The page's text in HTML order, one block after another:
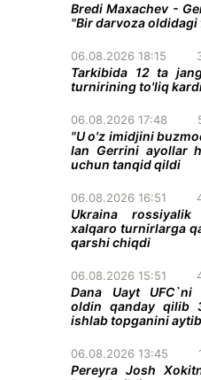
Bredi Maxachev -
"Bir darvoza
06.08.2026 18:15
Tarkibida 12 ta
turnirining to'liq
06.08.2026 17:48
"U o'z imidjini
Ian Gerrini ayollar
uchun tanqid qildi
06.08.2026 16:51
Ukraina rossiyalik
xalqaro turnirlarga
qarshi chiqdi
06.08.2026 15:51
Dana Uayt
oldin qanday qilib
ishlab topganini
06.08.2026 13:45
Pereyra Josh